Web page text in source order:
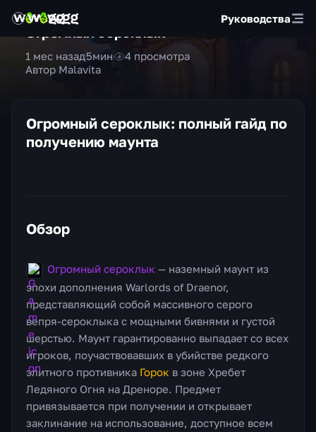
Руководства
Автор Malavita
1 мес назад5мин 4 просмотра
Огромный сероклык: полный гайд по
получению маунта
Обзор
Огромный сероклык — наземный маунт из
эпохи дополнения Warlords of Draenor,
представляющий собой массивного серого
вепря-сероклыка с мощными бивнями и густой
шерстью. Маунт гарантированно выпадает со всех
игроков, поучаствовавших в убийстве редкого
элитного противника Горок в зоне Хребет
Ледяного Огня на Дреноре. Предмет
привязывается при получении и открывает
заклинание на использование, доступное всем